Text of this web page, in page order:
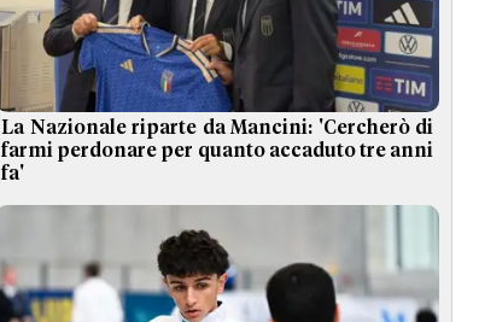
La Nazionale riparte da Mancini: 'Cercherò di
farmi perdonare per quanto accaduto tre anni
fa'